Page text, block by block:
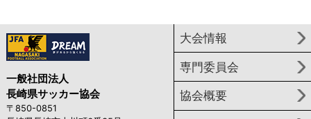
一般社団法人
長崎県サッカー協会
〒850-0851
大会情報
専門委員会
協会概要